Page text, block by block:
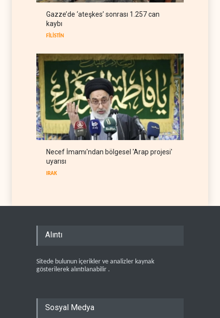
Hava gücü Trump'ın
Gazze’de ‘ateşkes’ sonrası 1.257 can
kaybı
FİLİSTİN
Necef İmamı'ndan bölgesel 'Arap projesi'
uyarısı
IRAK
Alıntı
Sitede bulunun içerikler ve analizler kaynak
gösterilerek alıntılanabilir .
Sosyal Medya